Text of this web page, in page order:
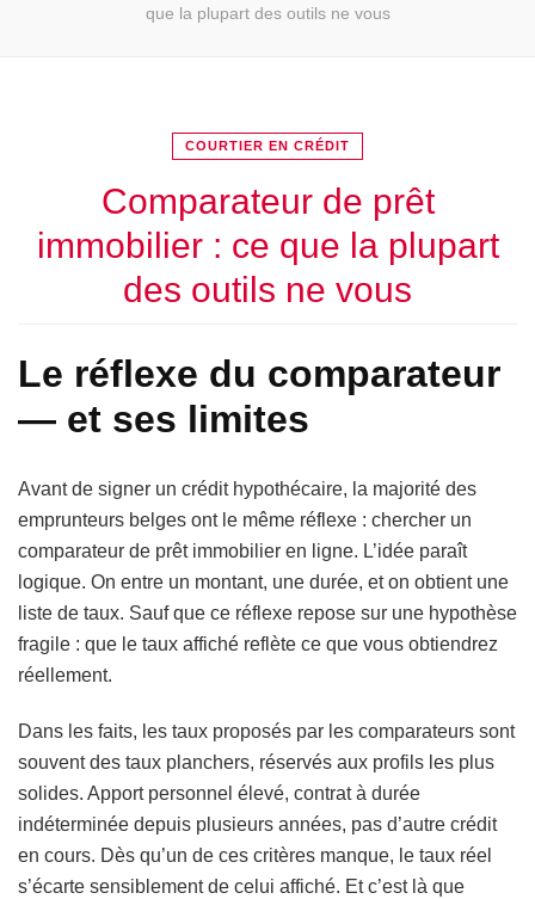
que la plupart des outils ne vous
COURTIER EN CRÉDIT
Comparateur de prêt
immobilier : ce que la plupart
des outils ne vous
Le réflexe du comparateur
— et ses limites
Avant de signer un crédit hypothécaire, la majorité des
emprunteurs belges ont le même réflexe : chercher un
comparateur de prêt immobilier en ligne. L’idée paraît
logique. On entre un montant, une durée, et on obtient une
liste de taux. Sauf que ce réflexe repose sur une hypothèse
fragile : que le taux affiché reflète ce que vous obtiendrez
réellement.
Dans les faits, les taux proposés par les comparateurs sont
souvent des taux planchers, réservés aux profils les plus
solides. Apport personnel élevé, contrat à durée
indéterminée depuis plusieurs années, pas d’autre crédit
en cours. Dès qu’un de ces critères manque, le taux réel
s’écarte sensiblement de celui affiché. Et c’est là que